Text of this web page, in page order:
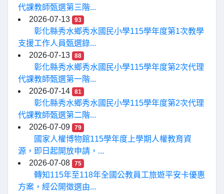
代課教師甄選第三階...
2026-07-13
93
彰化縣秀水鄉秀水國民小學115學年度第1次教學
支援工作人員甄選錄...
2026-07-13
88
彰化縣秀水鄉秀水國民小學115學年度第2次代理
代課教師甄選第一階...
2026-07-14
81
彰化縣秀水鄉秀水國民小學115學年度第2次代理
代課教師甄選第二階...
2026-07-09
79
國家人權博物館115學年度上學期人權教育資
源，即日起開放申請，...
2026-07-08
75
轉知115年至118年全國公教員工旅遊平安卡優惠
方案，經公開徵選由...